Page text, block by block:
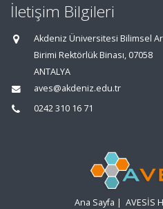
İletişim Bilgileri
Akdeniz Üniversitesi Bilimsel
Birimi Rektörlük Binası, 07058
ANTALYA
aves@akdeniz.edu.tr
0242 310 16 71
Ana Sayfa | AVESİS